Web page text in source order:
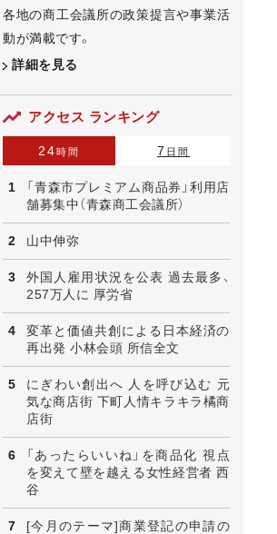
各地の商工会議所の政策提言や事業活
動が満載です。
詳細を見る
アクセス ランキング
24時間 7 日間
「青森市プレミアム商品券」利用店
舗募集中（青森商工会議所）
山中伸弥
外国人雇用状況を公表 過去最多、
257万人に 厚労省
変革と価値共創による日本経済の
再出発 小林会頭 所信全文
にぎわい創出へ 人を呼び込む 元
気な商店街 下町人情キラキラ橘商
店街
「あったらいいね」を商品化 視点
を変えて壁を越える女性経営者 西
谷
[今月のテーマ]商業登記の申請の